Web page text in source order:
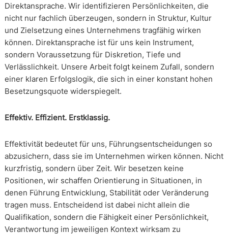
Direktansprache. Wir identifizieren Persönlichkeiten, die
nicht nur fachlich überzeugen, sondern in Struktur, Kultur
und Zielsetzung eines Unternehmens tragfähig wirken
können. Direktansprache ist für uns kein Instrument,
sondern Voraussetzung für Diskretion, Tiefe und
Verlässlichkeit. Unsere Arbeit folgt keinem Zufall, sondern
einer klaren Erfolgslogik, die sich in einer konstant hohen
Besetzungsquote widerspiegelt.
Effektiv. Effizient. Erstklassig.
Effektivität bedeutet für uns, Führungsentscheidungen so
abzusichern, dass sie im Unternehmen wirken können. Nicht
kurzfristig, sondern über Zeit. Wir besetzen keine
Positionen, wir schaffen Orientierung in Situationen, in
denen Führung Entwicklung, Stabilität oder Veränderung
tragen muss. Entscheidend ist dabei nicht allein die
Qualifikation, sondern die Fähigkeit einer Persönlichkeit,
Verantwortung im jeweiligen Kontext wirksam zu